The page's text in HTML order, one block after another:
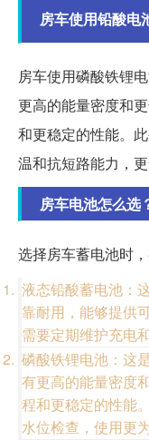
房车使用铅酸电
房车使用磷酸铁锂
更高的能量密度和
和更稳定的性能。
温和抗短路能力，更
房车电池怎么选
选择房车蓄电池时
液态铅酸蓄电池：
靠耐用，能够提供
需要定期维护充电
磷酸铁锂电池：这
有更高的能量密度
程和更稳定的性能
水位检查，使用更为